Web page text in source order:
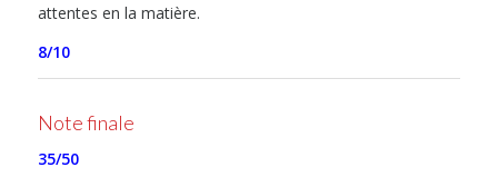
attentes en la matière.
8/10
Note finale
35/50